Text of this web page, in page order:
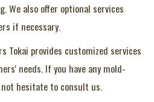
We also offer optional services
if necessary.
Tokai provides customized services
needs. If you have any mold-
hesitate to consult us.